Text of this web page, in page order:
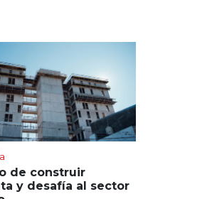
de construir
y desafía al sector